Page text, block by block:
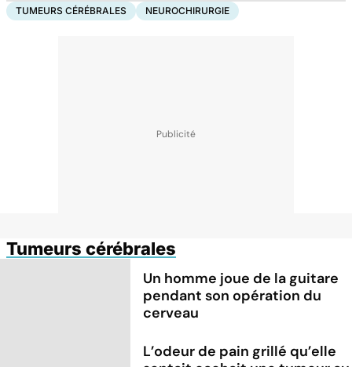
TUMEURS CÉRÉBRALES NEUROCHIRURGIE
Tumeurs cérébrales
Un homme joue de la guitare
pendant son opération du
cerveau
L’odeur de pain grillé qu’elle